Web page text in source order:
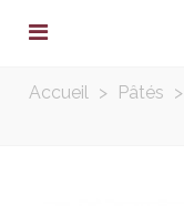
Accueil > Pâtés >